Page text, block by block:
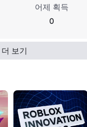
어제 획득
0
더 보기